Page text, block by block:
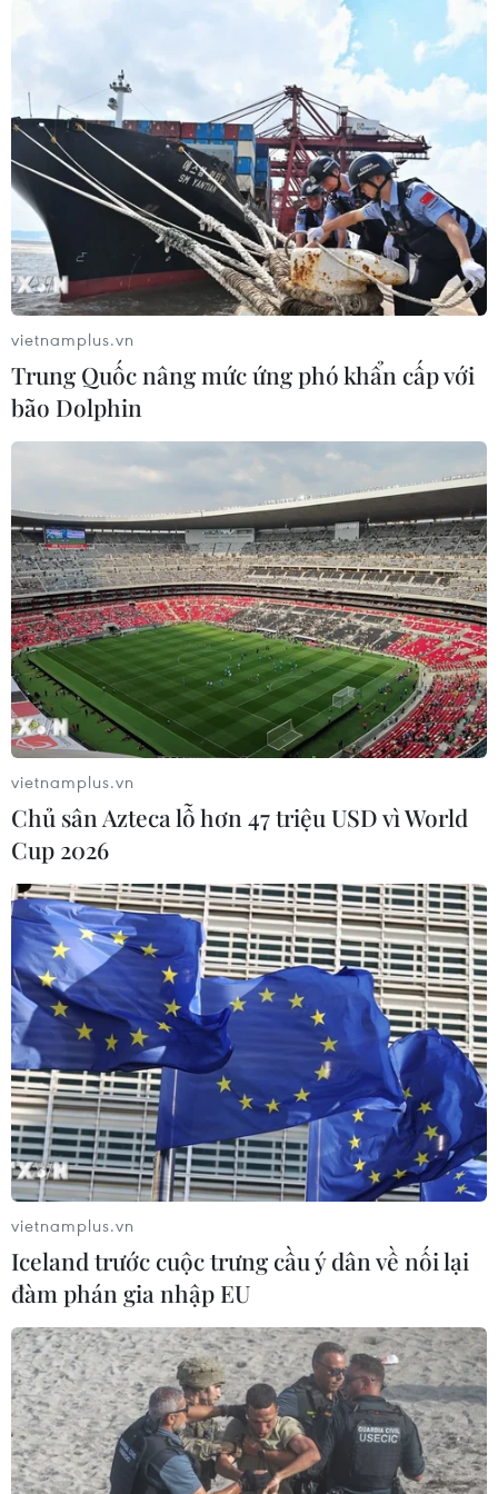
TIN CÙNG CHUYÊN MỤC
Mỹ có đang chuẩn bị một
chiến lược mới nhằm vào Iran?
vietnamplus.vn
Trung Quốc nâng mức ứng phó khẩn cấp với
bão Dolphin
vietnamplus.vn
Chủ sân Azteca lỗ hơn 47 triệu USD vì World
Cup 2026
vietnamplus.vn
Iceland trước cuộc trưng cầu ý dân về nối lại
đàm phán gia nhập EU